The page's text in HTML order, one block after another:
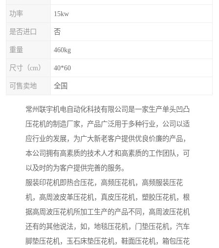
功率 15kw
是否进口 否
重量 460kg
尺寸（cm） 40*60
可售卖地 全国
常州联宇机电自动化科技有限公司是一家生产单头凹凸
压花机的制造厂家，产品广泛用于多种行业，公司以适
应行业的发展，为广大新老客户提供优良价廉的产品，
本公司拥有高素质的技术人才和高素质的工作团队，可
以及时的为客户提供完善的服务。
服装印花机即热合压花，高频压花机，高频服装压花
机，高周波皮革压花机，真皮压花机，塑胶压花机，根
据高周波压花机所加工生产的产品不同，高周波压花机
还有的其他说法，如，地毯压花机，门垫压花机，汽车
脚垫压花机，玉石床垫压花机，鞋面压花机，箱包压花